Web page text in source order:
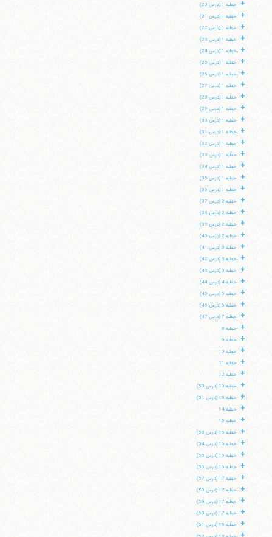
+ خطبه 1 (درس 20)
+ خطبه 1 (درس 21)
+ خطبه 1 (درس 22)
+ خطبه 1 (درس 23)
+ خطبه 1 (درس 24)
+ خطبه 1 (درس 25)
+ خطبه 1 (درس 26)
+ خطبه 1 (درس 27)
+ خطبه 1 (درس 28)
+ خطبه 1 (درس 29)
+ خطبه 1 (درس 30)
+ خطبه 1 (درس 31)
+ خطبه 1 (درس 32)
+ خطبه 1 (درس 33)
+ خطبه 1 (درس 34)
+ خطبه 1 (درس 35)
+ خطبه 1 (درس 36)
+ خطبه 2 (درس 37)
+ خطبه 2 (درس 38)
+ خطبه 2 (درس 39)
+ خطبه 2 (درس 40)
+ خطبه 3 (درس 41)
+ خطبه 3 (درس 42)
+ خطبه 3 (درس 43)
+ خطبه 4 (درس 44)
+ خطبه 5 (درس 45)
+ خطبه 6 (درس 46)
+ خطبه 7 (درس 47)
+ خطبه 8
+ خطبه 9
+ خطبه 10
+ خطبه 11
+ خطبه 12
+ خطبه 13 (درس 50)
+ خطبه 13 (درس 51)
+ خطبه 14
+ خطبه 15
+ خطبه 16 (درس 53)
+ خطبه 16 (درس 54)
+ خطبه 16 (درس 55)
+ خطبه 16 (درس 56)
+ خطبه 17 (درس 57)
+ خطبه 17 (درس 58)
+ خطبه 17 (درس 59)
+ خطبه 17 (درس 60)
+ خطبه 18 (درس 61)